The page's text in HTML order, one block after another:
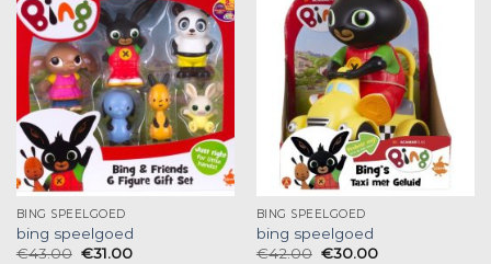
BING SPEELGOED
bing speelgoed
€43.00 €31.00
BING SPEELGOED
bing speelgoed
€42.00 €30.00